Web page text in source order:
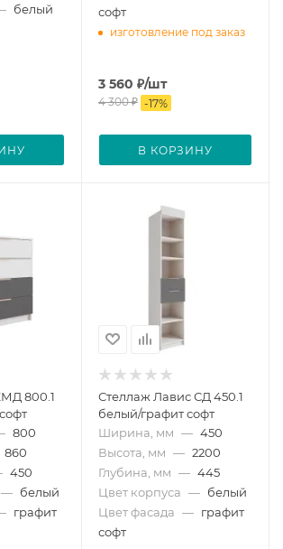
белый
софт
изготовление под заказ
3 560 ₽/шт
4 300₽ -17%
В КОРЗИНУ
800.1
800
860
450
— белый
графит
Стеллаж Лавис СД 450.1
белый/графит софт
Ширина, мм — 450
Высота, мм — 2200
Глубина, мм — 445
Цвет корпуса — белый
Цвет фасада — графит
софт